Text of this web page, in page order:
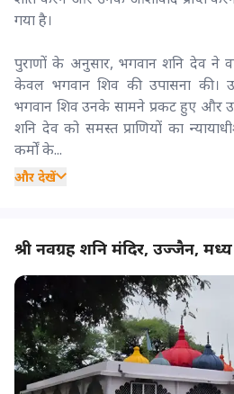
गया है।
पुराणों के अनुसार, भगवान शनि देव ने
केवल भगवान शिव की उपासना की।
भगवान शिव उनके सामने प्रकट हुए और
शनि देव को समस्त प्राणियों का
कर्मों के...
और देखें
श्री नवग्रह शनि मंदिर, उज्जैन,